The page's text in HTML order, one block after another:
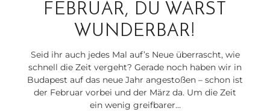
FEBRUAR, DU WARST
WUNDERBAR!
Seid ihr auch jedes Mal auf’s Neue überrascht, wie
schnell die Zeit vergeht? Gerade noch haben wir in
Budapest auf das neue Jahr angestoßen – schon ist
der Februar vorbei und der März da. Um die Zeit
ein wenig greifbarer…